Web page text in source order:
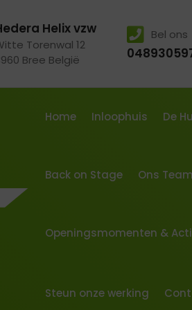
Helix vzw
Torenwal 12
Bree België
Bel ons
Home Inloophuis De
Back on Stage Ons Team
Openingsmomenten &
Steun onze werking